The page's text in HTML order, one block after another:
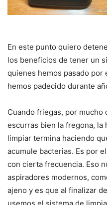
En este punto quiero
los beneficios de tener un
quienes hemos pasado por
hemos padecido durante
Cuando friegas, por mucho
escurras bien la fregona, la
limpiar termina haciendo
acumule bacterias. Es por
con cierta frecuencia. Eso
aspiradores modernos,
ajeno y es que al finalizar
usemos el sistema de